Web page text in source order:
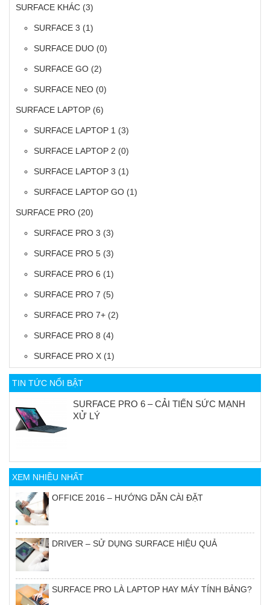
SURFACE KHÁC (3)
SURFACE 3 (1)
SURFACE DUO (0)
SURFACE GO (2)
SURFACE NEO (0)
SURFACE LAPTOP (6)
SURFACE LAPTOP 1 (3)
SURFACE LAPTOP 2 (0)
SURFACE LAPTOP 3 (1)
SURFACE LAPTOP GO (1)
SURFACE PRO (20)
SURFACE PRO 3 (3)
SURFACE PRO 5 (3)
SURFACE PRO 6 (1)
SURFACE PRO 7 (5)
SURFACE PRO 7+ (2)
SURFACE PRO 8 (4)
SURFACE PRO X (1)
TIN TỨC NỔI BẬT
SURFACE PRO 6 – CẢI TIẾN SỨC MẠNH
XỬ LÝ
XEM NHIỀU NHẤT
OFFICE 2016 – HƯỚNG DẪN CÀI ĐẶT
DRIVER – SỬ DỤNG SURFACE HIỆU QUẢ
SURFACE PRO LÀ LAPTOP HAY MÁY TÍNH BẢNG?